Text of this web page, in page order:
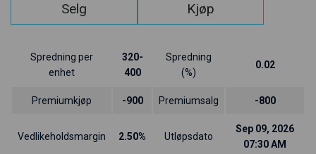
Selg Kjøp
Spredning per
enhet
320-
400
Spredning
(%)
0.02
Premiumkjøp -900 Premiumsalg -800
Vedlikeholdsmargin 2.50% Utløpsdato
Sep 09, 2026
07:30 AM